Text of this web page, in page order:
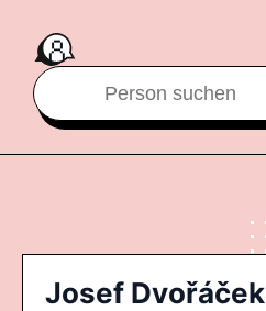
Josef Dvořáček